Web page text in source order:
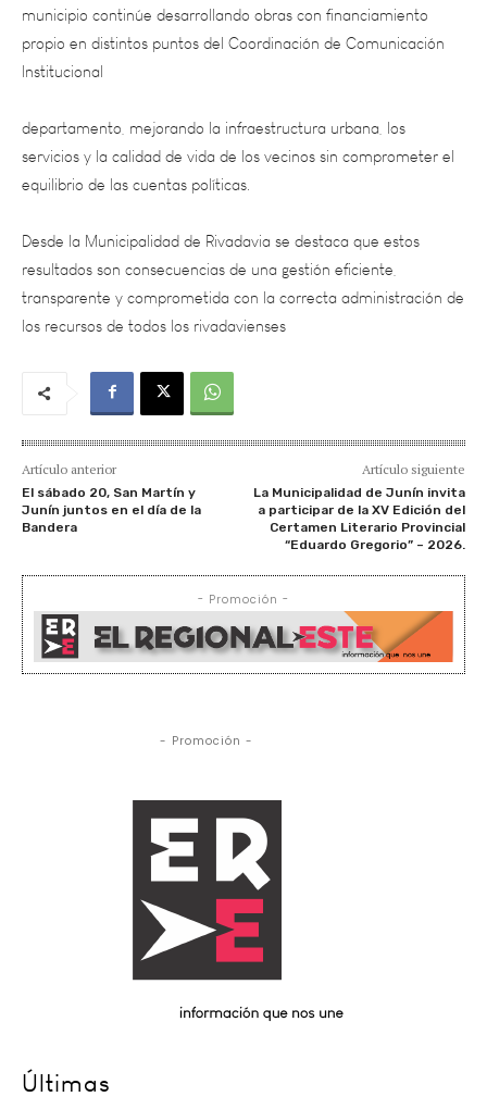
Institucional
departamento, mejorando la infraestructura urbana, los
servicios y la calidad de vida de los vecinos sin comprometer el
equilibrio de las cuentas políticas.
Desde la Municipalidad de Rivadavia se destaca que estos
resultados son consecuencias de una gestión eficiente,
transparente y comprometida con la correcta administración de
los recursos de todos los rivadavienses
Artículo anterior
El sábado 20, San Martín y
Junín juntos en el día de la
Bandera
Artículo siguiente
La Municipalidad de Junín invita
a participar de la XV Edición del
Certamen Literario Provincial
“Eduardo Gregorio” – 2026.
- Promoción -
- Promoción -
Últimas